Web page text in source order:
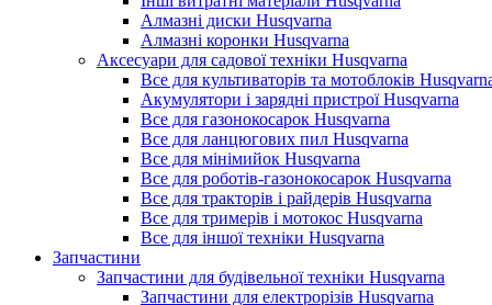
Алмазні диски Husqvarna
Алмазні коронки Husqvarna
Аксесуари для садової техніки Husqvarna
Все для культиваторів та мотоблоків
Акумулятори і зарядні пристрої Husqvarna
Все для газонокосарок Husqvarna
Все для ланцюгових пил Husqvarna
Все для мінімийок Husqvarna
Все для роботів-газонокосарок Husqvarna
Все для тракторів і райдерів Husqvarna
Все для тримерів і мотокос Husqvarna
Все для іншої техніки Husqvarna
Запчастини
Запчастини для будівельної техніки Husqvarna
Запчастини для електрорізів Husqvarna